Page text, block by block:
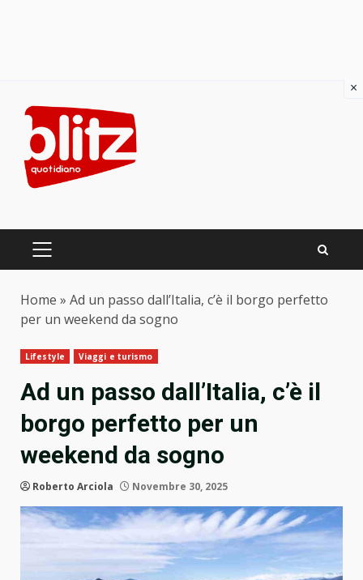
content
PRIMARY
Home » Ad un passo dall’Italia, c’è il borgo perfetto
per un weekend da sogno
Lifestyle Viaggi e turismo
Ad un passo dall’Italia, c’è il
borgo perfetto per un
weekend da sogno
Roberto Arciola Novembre 30, 2025
×